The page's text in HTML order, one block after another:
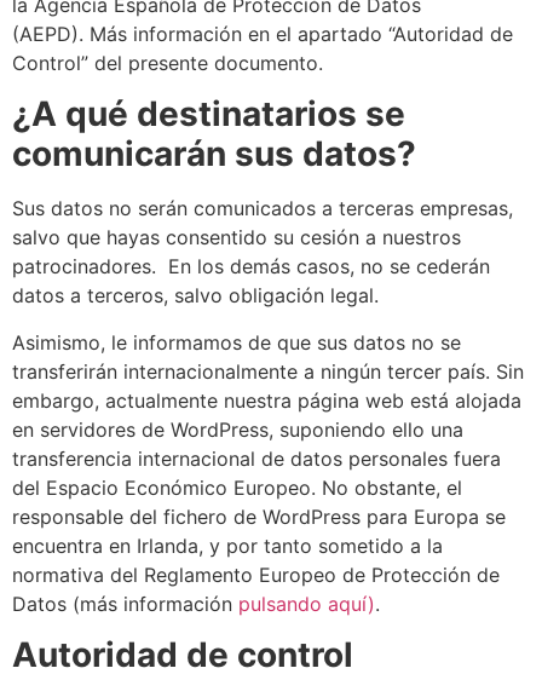
(AEPD). Más información en el apartado “Autoridad de
Control” del presente documento.
¿A qué destinatarios se
comunicarán sus datos?
Sus datos no serán comunicados a terceras empresas,
salvo que hayas consentido su cesión a nuestros
patrocinadores. En los demás casos, no se cederán
datos a terceros, salvo obligación legal.
Asimismo, le informamos de que sus datos no se
transferirán internacionalmente a ningún tercer país. Sin
embargo, actualmente nuestra página web está alojada
en servidores de WordPress, suponiendo ello una
transferencia internacional de datos personales fuera
del Espacio Económico Europeo. No obstante, el
responsable del fichero de WordPress para Europa se
encuentra en Irlanda, y por tanto sometido a la
normativa del Reglamento Europeo de Protección de
Datos (más información pulsando aquí).
Autoridad de control